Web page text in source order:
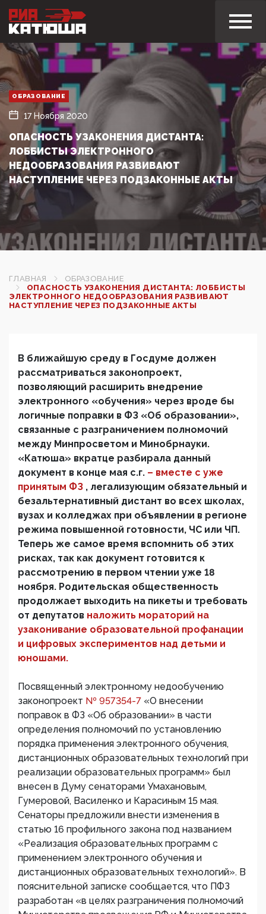
ОБРАЗОВАНИЕ
17 Ноября 2020
ОПАСНОСТЬ УЗАКОНЕНИЯ ДИСТАНТА:
ЛОББИСТЫ ЭЛЕКТРОННОГО
НЕДООБРАЗОВАНИЯ РАЗВИВАЮТ
НАСТУПЛЕНИЕ ЧЕРЕЗ ПОДЗАКОННЫЕ АКТЫ
ГЛАВНАЯ
ОБРАЗОВАНИЕ
ОПАСНОСТЬ УЗАКОНЕНИЯ ДИСТАНТА: ЛОББИСТЫ
ЭЛЕКТРОННОГО НЕДООБРАЗОВАНИЯ РАЗВИВАЮТ
НАСТУПЛЕНИЕ ЧЕРЕЗ ПОДЗАКОННЫЕ АКТЫ
В ближайшую среду в Госдуме должен
рассматриваться законопроект,
позволяющий расширить внедрение
электронного «обучения» через вроде бы
логичные поправки в ФЗ «Об образовании»,
связанные с разграничением полномочий
между Минпросветом и Минобрнауки.
«Катюша» вкратце разбирала данный
документ в конце мая с.г. – вместе с уже
принятым ФЗ , легализующим обязательный и
безальтернативный дистант во всех школах,
вузах и колледжах при объявлении в регионе
режима повышенной готовности, ЧС или ЧП.
Теперь же самое время вспомнить об этих
рисках, так как документ готовится к
рассмотрению в первом чтении уже 18
ноября. Родительская общественность
продолжает выходить на пикеты и требовать
от депутатов наложить мораторий на
узаконивание образовательной профанации
и цифровых экспериментов над детьми и
юношами.
Посвященный электронному недообучению
законопроект № 957354-7 «О внесении
поправок в ФЗ «Об образовании» в части
определения полномочий по установлению
порядка применения электронного обучения,
дистанционных образовательных технологий при
реализации образовательных программ» был
внесен в Думу сенаторами Умахановым,
Гумеровой, Василенко и Карасиным 15 мая.
Сенаторы предложили внести изменения в
статью 16 профильного закона под названием
«Реализация образовательных программ с
применением электронного обучения и
дистанционных образовательных технологий». В
пояснительной записке сообщается, что ПФЗ
разработан «в целях разграничения полномочий